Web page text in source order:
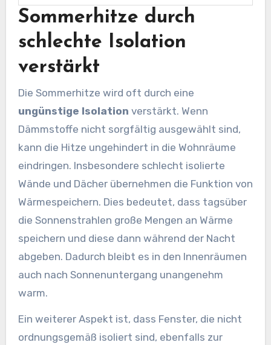
Sommerhitze durch
schlechte Isolation
verstärkt
Die Sommerhitze wird oft durch eine
ungünstige Isolation verstärkt. Wenn
Dämmstoffe nicht sorgfältig ausgewählt sind,
kann die Hitze ungehindert in die Wohnräume
eindringen. Insbesondere schlecht isolierte
Wände und Dächer übernehmen die Funktion von
Wärmespeichern. Dies bedeutet, dass tagsüber
die Sonnenstrahlen große Mengen an Wärme
speichern und diese dann während der Nacht
abgeben. Dadurch bleibt es in den Innenräumen
auch nach Sonnenuntergang unangenehm
warm.
Ein weiterer Aspekt ist, dass Fenster, die nicht
ordnungsgemäß isoliert sind, ebenfalls zur